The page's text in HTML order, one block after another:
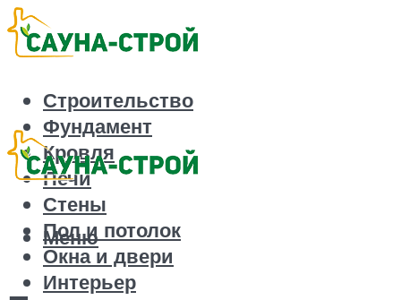
Строительство
Фундамент
Кровля
Печи
Стены
Пол и потолок
Окна и двери
Интерьер
Меню